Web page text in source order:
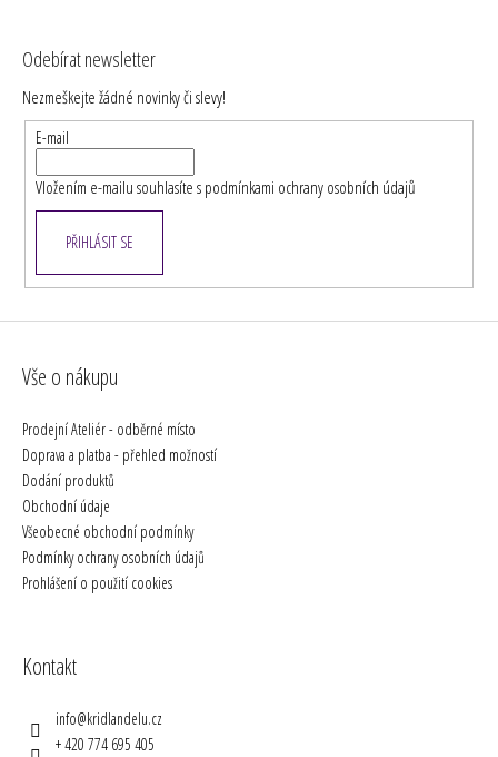
Odebírat newsletter
Nezmeškejte žádné novinky či slevy!
E-mail
Vložením e-mailu souhlasíte spodmínkami ochrany osobních údajů
PŘIHLÁSIT SE
Vše o nákupu
Prodejní Ateliér - odběrné místo
Doprava a platba - přehled možností
Dodání produktů
Obchodní údaje
Všeobecné obchodní podmínky
Podmínky ochrany osobních údajů
Prohlášení o použití cookies
Kontakt
info@kridlandelu.cz
+ 420 774 695 405